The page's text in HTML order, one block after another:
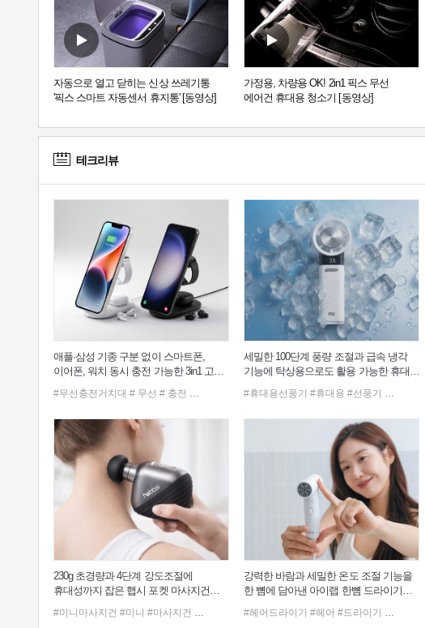
자동으로 열고 닫히는 신상 쓰레기통
'픽스 스마트 자동센서 휴지통' [동영상]
가정용, 차량용 OK! 2in1 픽스 무선
에어건 휴대용 청소기 [동영상]
테크리뷰
애플·삼성 기종 구분 없이 스마트폰,
이어폰, 워치 동시 충전 가능한 3in1 고속
무선 충전 거치대
#무선충전거치대 # 무선 # 충전 # 거치대 # 맥세이프충전기 # 맥세이프거치대 # 무선
세밀한 100단계 풍량 조절과 급속 냉각
기능에 탁상용으로도 활용 가능한 휴대용
#휴대용선풍기 #휴대용 #선풍기 #무선선
230g 초경량과 4단계 강도조절에
휴대성까지 잡은 햅시 포켓 마사지건
#미니마사지건 #미니 #마사지건 #다리마사지기 #안마기 #종아리마사지기 #마사지기
강력한 바람과 세밀한 온도 조절 기능을
한 뼘에 담아낸 아이랩 한뼘 드라이기
#헤어드라이기 #헤어 #드라이기 #드라이